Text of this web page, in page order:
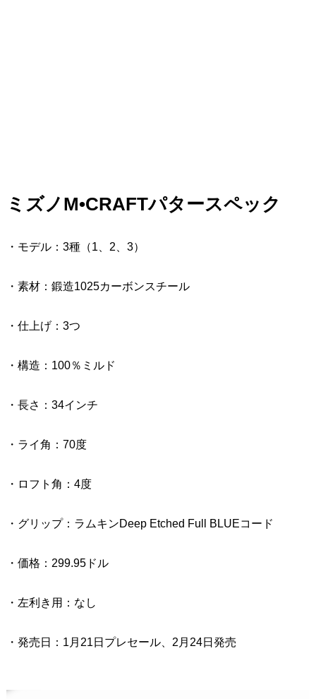
ミズノM•CRAFTパタースペック
・モデル：3種（1、2、3）
・素材：鍛造1025カーボンスチール
・仕上げ：3つ
・構造：100％ミルド
・長さ：34インチ
・ライ角：70度
・ロフト角：4度
・グリップ：ラムキンDeep Etched Full BLUEコード
・価格：299.95ドル
・左利き用：なし
・発売日：1月21日プレセール、2月24日発売